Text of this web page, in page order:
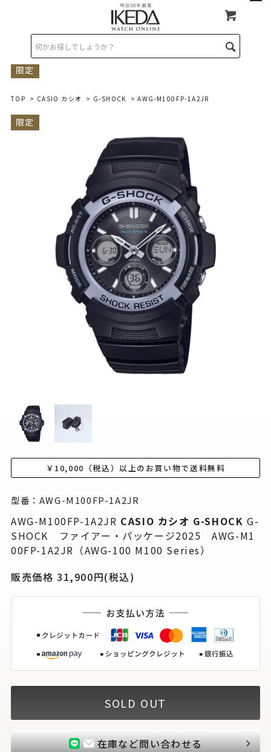
限定
TOP > CASIO カシオ > G-SHOCK > AWG-M100FP-1A2JR
限定
￥10,000（税込）以上のお買い物で送料無料
型番：AWG-M100FP-1A2JR
AWG-M100FP-1A2JR CASIO カシオ G-SHOCK G-
SHOCK ファイアー・パッケージ2025 AWG-M1
00FP-1A2JR（AWG-100 M100 Series）
販売価格 31,900円(税込)
SOLD OUT
在庫など問い合わせる